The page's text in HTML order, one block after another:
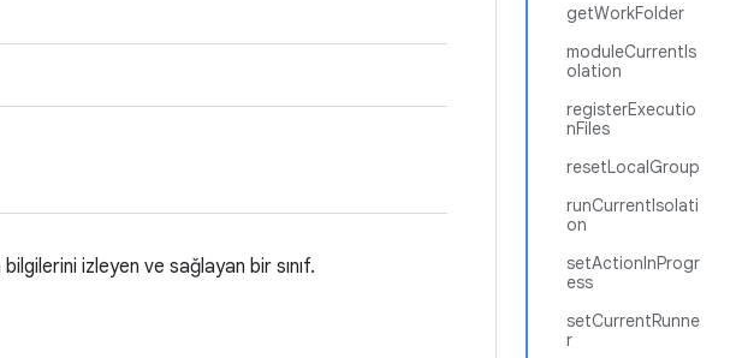
getWorkFolder
moduleCurrentIs
olation
registerExecutio
nFiles
resetLocalGroup
runCurrentIsolati
on
setActionInProgr
ess
setCurrentRunne
r
izleyen ve sağlayan bir sınıf.